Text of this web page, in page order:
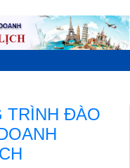
TRÌNH ĐÀO